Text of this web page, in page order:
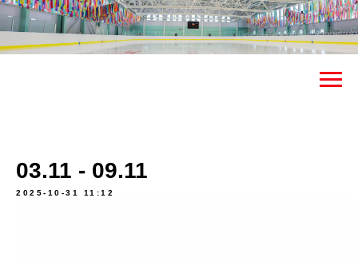
03.11 - 09.11
2025-10-31 11:12